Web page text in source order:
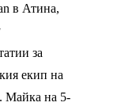
в Атина,
за
екип на
Майка на 5-